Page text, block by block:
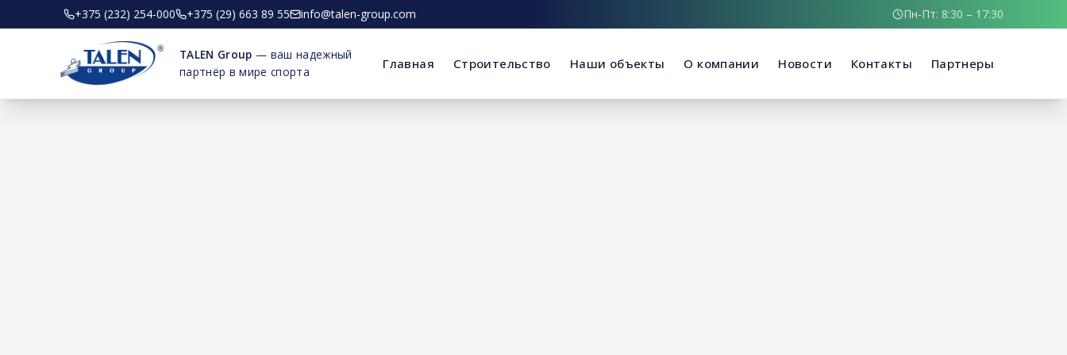
+375 (232) 254-000 +375 (29) 663 89 55 info@talen-group.com Пн-Пт: 8:30 – 17:30
TALEN Group — ваш надежный
партнёр в мире спорта
Главная Строительство Наши объекты О компании Новости Контакты Партнеры